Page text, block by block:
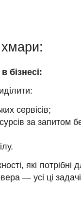
бізнесі:
сервісів;
за запитом
які
— усі ці